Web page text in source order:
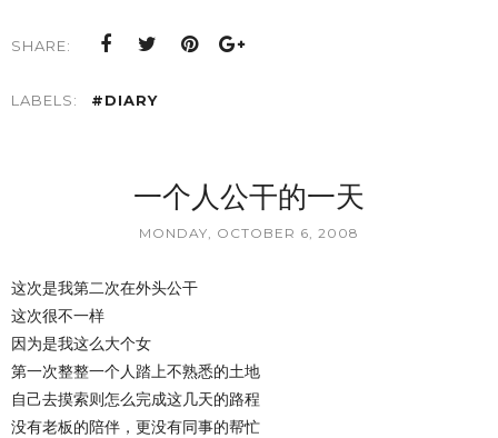
SHARE:
LABELS: #DIARY
一个人公干的一天
MONDAY, OCTOBER 6, 2008
这次是我第二次在外头公干
这次很不一样
因为是我这么大个女
第一次整整一个人踏上不熟悉的土地
自己去摸索则怎么完成这几天的路程
没有老板的陪伴，更没有同事的帮忙